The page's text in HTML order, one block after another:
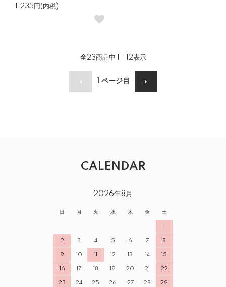
1,235円(内税)
全23商品中 1 - 12表示
ページ目
CALENDAR
2026年8月
日 月 火 水 木 金 土
1
2 3 4 5 6 7 8
9 10 11 12 13 14 15
16 17 18 19 20 21 22
23 24 25 26 27 28 29